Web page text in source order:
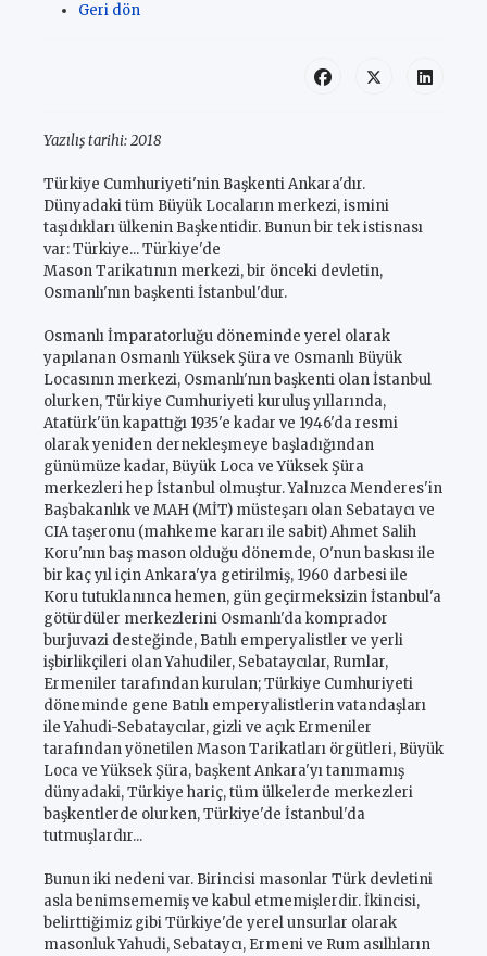
Geri dön
Yazılış tarihi:2018
Türkiye Cumhuriyeti'nin Başkenti Ankara'dır.
Dünyadaki tüm Büyük Locaların merkezi, ismini
taşıdıkları ülkenin Başkentidir. Bunun bir tek istisnası
var: Türkiye... Türkiye'de
Mason Tarikatının merkezi, bir önceki devletin,
Osmanlı'nın başkenti İstanbul'dur.
Osmanlı İmparatorluğu döneminde yerel olarak
yapılanan Osmanlı Yüksek Şüra ve Osmanlı Büyük
Locasının merkezi, Osmanlı'nın başkenti olan İstanbul
olurken, Türkiye Cumhuriyeti kuruluş yıllarında,
Atatürk'ün kapattığı 1935'e kadar ve 1946'da resmi
olarak yeniden dernekleşmeye başladığından
günümüze kadar, Büyük Loca ve Yüksek Şüra
merkezleri hep İstanbul olmuştur. Yalnızca Menderes'in
Başbakanlık ve MAH (MİT) müsteşarı olan Sebataycı ve
CIA taşeronu (mahkeme kararı ile sabit) Ahmet Salih
Koru'nın baş mason olduğu dönemde, O'nun baskısı ile
bir kaç yıl için Ankara'ya getirilmiş, 1960 darbesi ile
Koru tutuklanınca hemen, gün geçirmeksizin İstanbul'a
götürdüler merkezlerini Osmanlı'da komprador
burjuvazi desteğinde, Batılı emperyalistler ve yerli
işbirlikçileri olan Yahudiler, Sebataycılar, Rumlar,
Ermeniler tarafından kurulan; Türkiye Cumhuriyeti
döneminde gene Batılı emperyalistlerin vatandaşları
ile Yahudi-Sebataycılar, gizli ve açık Ermeniler
tarafından yönetilen Mason Tarikatları örgütleri, Büyük
Loca ve Yüksek Şüra, başkent Ankara'yı tanımamış
dünyadaki, Türkiye hariç, tüm ülkelerde merkezleri
başkentlerde olurken, Türkiye'de İstanbul'da
tutmuşlardır...
Bunun iki nedeni var. Birincisi masonlar Türk devletini
asla benimsememiş ve kabul etmemişlerdir. İkincisi,
belirttiğimiz gibi Türkiye'de yerel unsurlar olarak
masonluk Yahudi, Sebataycı, Ermeni ve Rum asıllıların